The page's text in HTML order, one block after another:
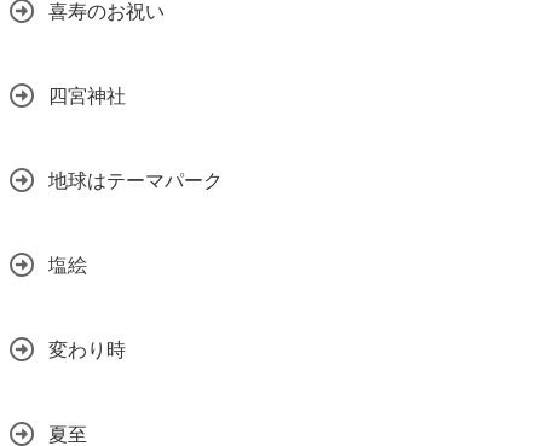
喜寿のお祝い
四宮神社
地球はテーマパーク
塩絵
変わり時
夏至